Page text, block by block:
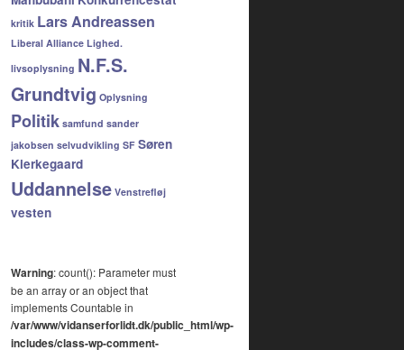
kritik Lars Andreassen
Liberal Alliance Lighed.
livsoplysning N.F.S.
Grundtvig Oplysning
Politik samfund sander
jakobsen selvudvikling SF Søren
Kierkegaard
Uddannelse Venstrefløj
vesten
Warning: count(): Parameter must
be an array or an object that
implements Countable in
/var/www/vidanserforlidt.dk/public_html/wp-
includes/class-wp-comment-